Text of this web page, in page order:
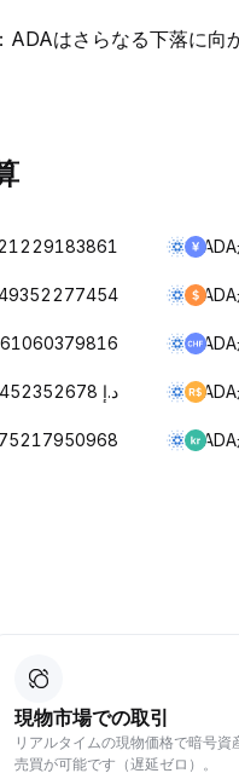
はさらなる下落に向
د.إ 0.7014523452352678
現物市場での取引
リアルタイムの現物価格で暗号資
売買が可能です（遅延ゼロ）。